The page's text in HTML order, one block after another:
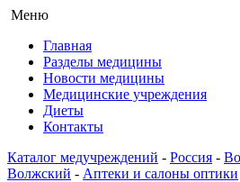
Меню
Главная
Разделы медицины
Новости медицины
Медицинские учреждения
Диеты
Контакты
Каталог медучреждений - Россия -
Волжский - Аптеки и салоны оптики